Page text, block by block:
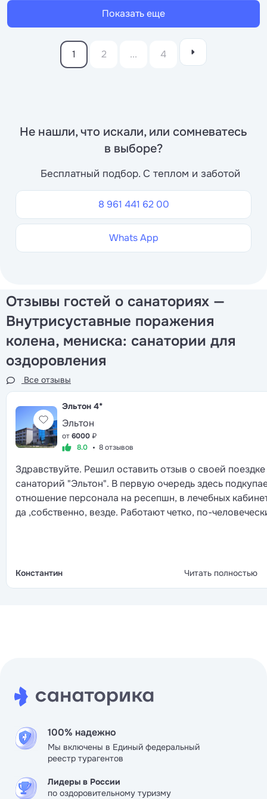
Показать еще
1 2 ... 4
Не нашли, что искали, или сомневатесь
в выборе?
Бесплатный подбор. С теплом и заботой
8 961 441 62 00
Whats App
Отзывы гостей о санаториях —
Внутрисуставные поражения
колена, мениска: санатории для
оздоровления
Все отзывы
Эльтон 4*
Эльтон
от6000₽
8.0
8 отзывов
Здравствуйте. Решил оставить отзыв о своей
санаторий "Эльтон". В первую очередь здесь
отношение персонала на ресепшн, в лечебных
да ,собственно, везде. Работают четко, по-
хорошие, но к основным блюдам нужно привыкать,
Константин Читать полностью
100% надежно
Мы включены в Единый федеральный
реестр турагентов
Лидеры в России
по оздоровительному туризму